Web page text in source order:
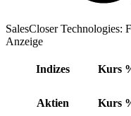
SalesCloser Technologies:
Anzeige
Indizes Kurs
Aktien Kurs